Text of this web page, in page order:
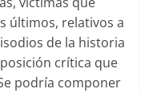
últimos, relativos a
de la historia
crítica que
podría componer